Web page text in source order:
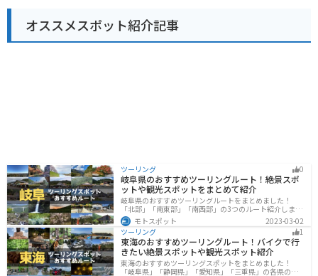
う。 道の駅 しょうなん周辺には、航空科学博物館や成田
ゆめ牧場など、観光スポットも充実しています。少し足
を延ばせば、成田山新勝寺や成田空港なども訪れること
オススメスポット紹介記事
ツーリング 0
岐阜県のおすすめツーリングルート！絶景スポ
ットや観光スポットをまとめて紹介
岐阜県のおすすめツーリングルートをまとめました！
「北部」「南東部」「南西部」の3つのルート紹介しま
す。自然豊かな山が充実しており、山を生かした施設や
グルメ、絶景スポットなど、自然を満喫するツーリング
ができます。バイクで岐阜県にツーリングに行く際は参
考にしてください。
モトスポット
2023-03-02
ツーリング
1
東海のおすすめツーリングルート！バイクで行
きたい絶景スポットや観光スポット紹介
東海のおすすめツーリングスポットをまとめました！
「岐阜県」「静岡県」「愛知県」「三重県」の各県の観